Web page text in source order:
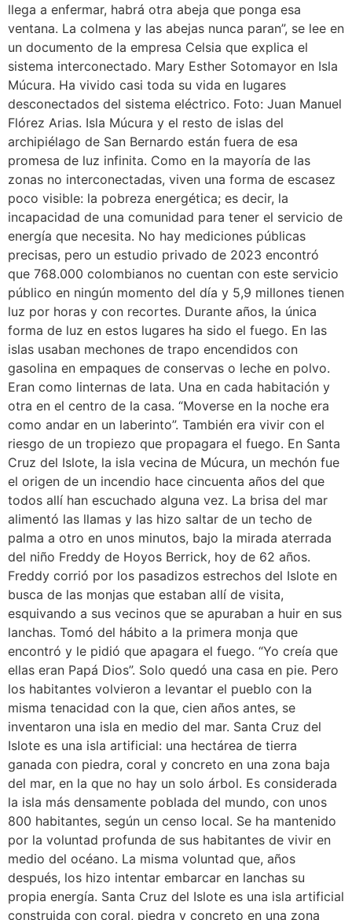
llega a enfermar, habrá otra abeja que ponga esa
ventana. La colmena y las abejas nunca paran”, se lee en
un documento de la empresa Celsia que explica el
sistema interconectado. Mary Esther Sotomayor en Isla
Múcura. Ha vivido casi toda su vida en lugares
desconectados del sistema eléctrico. Foto: Juan Manuel
Flórez Arias. Isla Múcura y el resto de islas del
archipiélago de San Bernardo están fuera de esa
promesa de luz infinita. Como en la mayoría de las
zonas no interconectadas, viven una forma de escasez
poco visible: la pobreza energética; es decir, la
incapacidad de una comunidad para tener el servicio de
energía que necesita. No hay mediciones públicas
precisas, pero un estudio privado de 2023 encontró
que 768.000 colombianos no cuentan con este servicio
público en ningún momento del día y 5,9 millones tienen
luz por horas y con recortes. Durante años, la única
forma de luz en estos lugares ha sido el fuego. En las
islas usaban mechones de trapo encendidos con
gasolina en empaques de conservas o leche en polvo.
Eran como linternas de lata. Una en cada habitación y
otra en el centro de la casa. “Moverse en la noche era
como andar en un laberinto”. También era vivir con el
riesgo de un tropiezo que propagara el fuego. En Santa
Cruz del Islote, la isla vecina de Múcura, un mechón fue
el origen de un incendio hace cincuenta años del que
todos allí han escuchado alguna vez. La brisa del mar
alimentó las llamas y las hizo saltar de un techo de
palma a otro en unos minutos, bajo la mirada aterrada
del niño Freddy de Hoyos Berrick, hoy de 62 años.
Freddy corrió por los pasadizos estrechos del Islote en
busca de las monjas que estaban allí de visita,
esquivando a sus vecinos que se apuraban a huir en sus
lanchas. Tomó del hábito a la primera monja que
encontró y le pidió que apagara el fuego. “Yo creía que
ellas eran Papá Dios”. Solo quedó una casa en pie. Pero
los habitantes volvieron a levantar el pueblo con la
misma tenacidad con la que, cien años antes, se
inventaron una isla en medio del mar. Santa Cruz del
Islote es una isla artificial: una hectárea de tierra
ganada con piedra, coral y concreto en una zona baja
del mar, en la que no hay un solo árbol. Es considerada
la isla más densamente poblada del mundo, con unos
800 habitantes, según un censo local. Se ha mantenido
por la voluntad profunda de sus habitantes de vivir en
medio del océano. La misma voluntad que, años
después, los hizo intentar embarcar en lanchas su
propia energía. Santa Cruz del Islote es una isla artificial
construida con coral, piedra y concreto en una zona